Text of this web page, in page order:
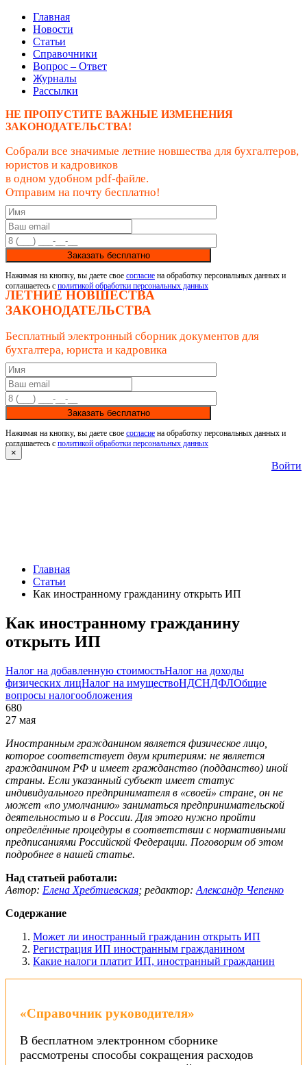
Главная
Новости
Статьи
Справочники
Вопрос – Ответ
Журналы
Рассылки
НЕ ПРОПУСТИТЕ ВАЖНЫЕ ИЗМЕНЕНИЯ
ЗАКОНОДАТЕЛЬСТВА!
Собрали все значимые летние новшества для бухгалтеров,
юристов и кадровиков
в одном удобном pdf-файле.
Отправим на почту бесплатно!
Заказать бесплатно
Нажимая на кнопку, вы даете свое согласие на обработку персональных данных и
соглашаетесь с политикой обработки персональных данных
ЛЕТНИЕ НОВШЕСТВА
ЗАКОНОДАТЕЛЬСТВА
Бесплатный электронный сборник документов для
бухгалтера, юриста и кадровика
Заказать бесплатно
Нажимая на кнопку, вы даете свое согласие на обработку персональных данных и
соглашаетесь с политикой обработки персональных данных
×
Войти
Главная
Статьи
Как иностранному гражданину открыть ИП
Как иностранному гражданину
открыть ИП
Налог на добавленную стоимостьНалог на доходы
физических лицНалог на имуществоНДСНДФЛОбщие
вопросы налогообложения
680
27 мая
Иностранным гражданином является физическое лицо,
которое соответствует двум критериям: не является
гражданином РФ и имеет гражданство (подданство) иной
страны. Если указанный субъект имеет статус
индивидуального предпринимателя в «своей» стране, он не
может «по умолчанию» заниматься предпринимательской
деятельностью и в России. Для этого нужно пройти
определённые процедуры в соответствии с нормативными
предписаниями Российской Федерации. Поговорим об этом
подробнее в нашей статье.
Над статьей работали:
Автор: Елена Хребтиевская; редактор: Александр Чепенко
Содержание
Может ли иностранный гражданин открыть ИП
Регистрация ИП иностранным гражданином
Какие налоги платит ИП, иностранный гражданин
«Справочник руководителя»
В бесплатном электронном сборнике
рассмотрены способы сокращения расходов